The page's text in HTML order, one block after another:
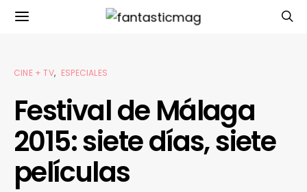
CINE + TV ESPECIALES
Festival de Málaga
2015: siete días, siete
películas